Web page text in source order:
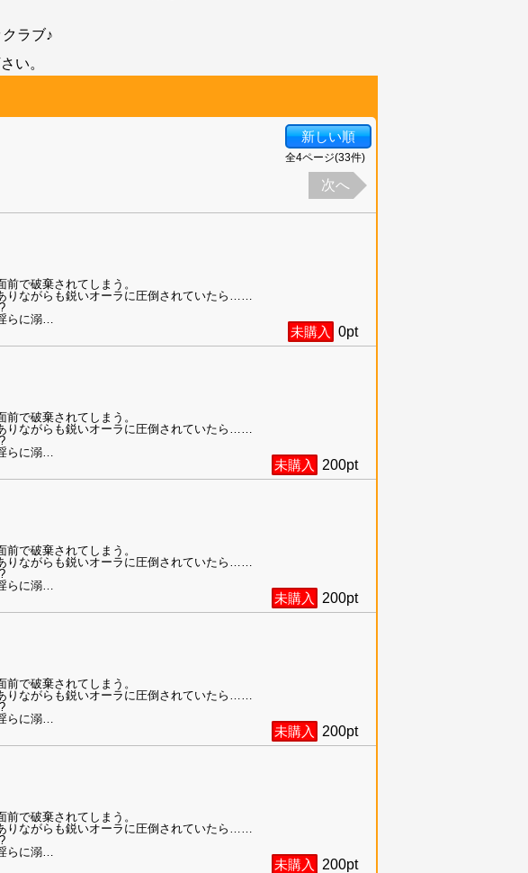
ラブ♪
い。
新しい順
全4ページ(33件)
次へ
で破棄されてしまう。
りながらも鋭いオーラに圧倒されていたら……
らに溺
未購入 0pt
で破棄されてしまう。
りながらも鋭いオーラに圧倒されていたら……
らに溺
未購入 200pt
で破棄されてしまう。
りながらも鋭いオーラに圧倒されていたら……
らに溺
未購入 200pt
で破棄されてしまう。
りながらも鋭いオーラに圧倒されていたら……
らに溺
未購入 200pt
で破棄されてしまう。
りながらも鋭いオーラに圧倒されていたら……
らに溺
未購入 200pt